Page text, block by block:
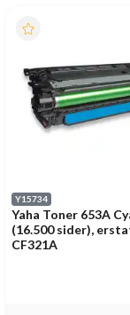
Y15734
Yaha Toner 653A
(16.500 sider),
CF321A